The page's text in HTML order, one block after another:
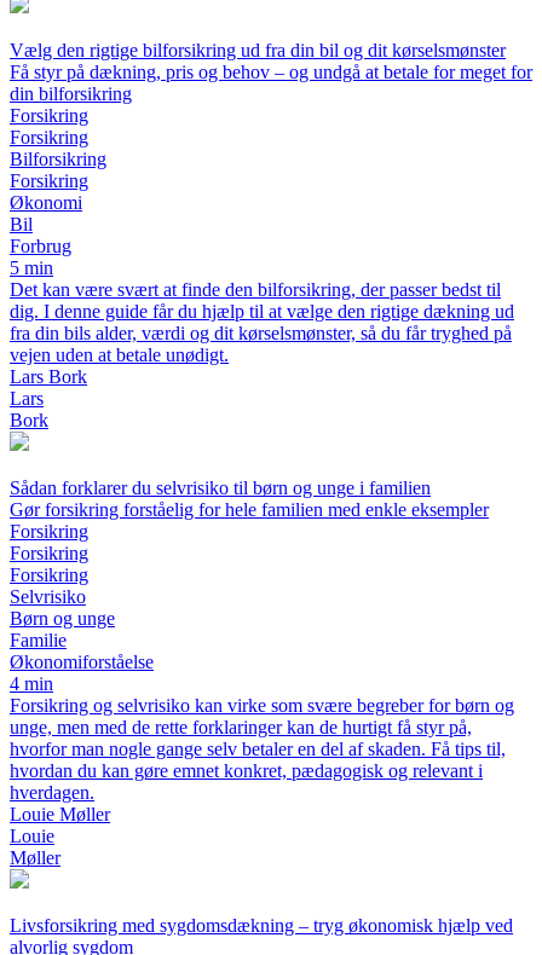
Vælg den rigtige bilforsikring ud fra din bil og dit kørselsmønster
Få styr på dækning, pris og behov – og undgå at betale for meget for
din bilforsikring
Forsikring
Forsikring
Bilforsikring
Forsikring
Økonomi
Bil
Forbrug
5 min
Det kan være svært at finde den bilforsikring, der passer bedst til
dig. I denne guide får du hjælp til at vælge den rigtige dækning ud
fra din bils alder, værdi og dit kørselsmønster, så du får tryghed på
vejen uden at betale unødigt.
Lars Bork
Lars
Bork
Sådan forklarer du selvrisiko til børn og unge i familien
Gør forsikring forståelig for hele familien med enkle eksempler
Forsikring
Forsikring
Forsikring
Selvrisiko
Børn og unge
Familie
Økonomiforståelse
4 min
Forsikring og selvrisiko kan virke som svære begreber for børn og
unge, men med de rette forklaringer kan de hurtigt få styr på,
hvorfor man nogle gange selv betaler en del af skaden. Få tips til,
hvordan du kan gøre emnet konkret, pædagogisk og relevant i
hverdagen.
Louie Møller
Louie
Møller
Livsforsikring med sygdomsdækning – tryg økonomisk hjælp ved
alvorlig sygdom